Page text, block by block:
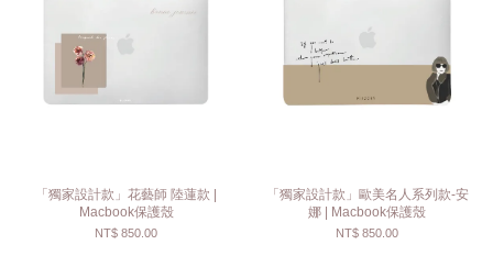
「獨家設計款」花藝師 陸蓮款 |
Macbook保護殼
NT$ 850.00
「獨家設計款」歐美名人系列款-安
娜 | Macbook保護殼
NT$ 850.00